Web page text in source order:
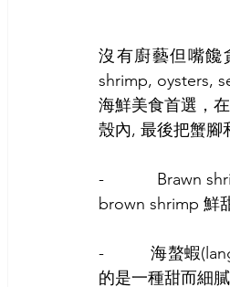
沒有廚藝但嘴饞
shrimp, oysters,
海鮮美食首選，
殼內, 最後把蟹腳
-          Brawn
brown shrimp 鮮
-          海螯蝦
的是一種甜而細